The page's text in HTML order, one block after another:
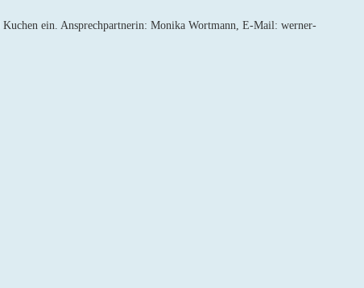
ein. Ansprechpartnerin: Monika Wortmann, E-Mail: werner-